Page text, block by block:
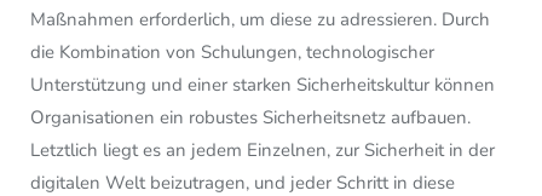
Maßnahmen erforderlich, um diese zu adressieren. Durch
die Kombination von Schulungen, technologischer
Unterstützung und einer starken Sicherheitskultur können
Organisationen ein robustes Sicherheitsnetz aufbauen.
Letztlich liegt es an jedem Einzelnen, zur Sicherheit in der
digitalen Welt beizutragen, und jeder Schritt in diese